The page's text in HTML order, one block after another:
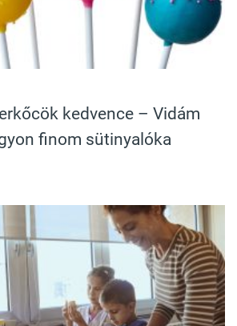
kedvence – Vidám
finom sütinyalóka